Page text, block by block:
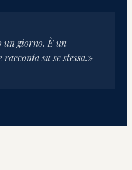
un giorno. È un
su se stessa.»